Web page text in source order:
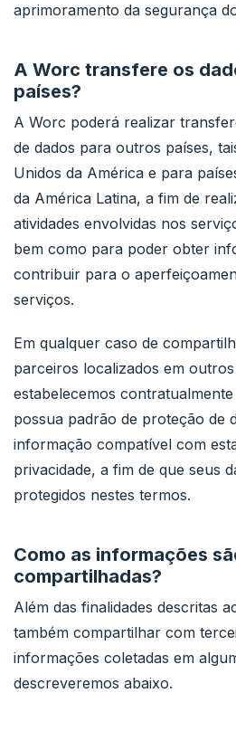
aprimoramento da segurança
A Worc transfere os
países?
A Worc poderá realizar
de dados para outros países,
Unidos da América e para
da América Latina, a fim de
atividades envolvidas nos
bem como para poder obter
contribuir para o
serviços.
Em qualquer caso de
parceiros localizados em
estabelecemos
possua padrão de proteção de
informação compatível com
privacidade, a fim de que seus
protegidos nestes termos.
Como as informações
compartilhadas?
Além das finalidades descritas
também compartilhar com
informações coletadas em
descreveremos abaixo.